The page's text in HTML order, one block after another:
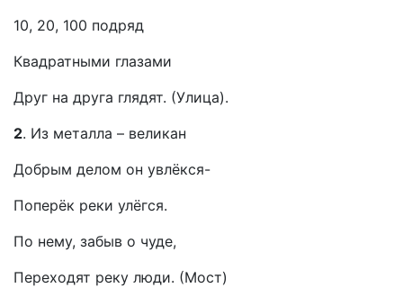
10, 20, 100 подряд
Квадратными глазами
Друг на друга глядят. (Улица).
2. Из металла – великан
Добрым делом он увлёкся-
Поперёк реки улёгся.
По нему, забыв о чуде,
Переходят реку люди. (Мост)